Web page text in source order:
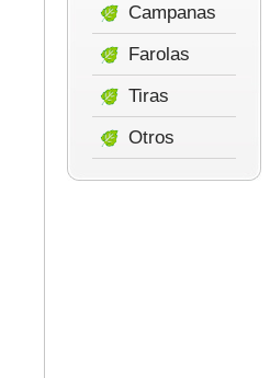
Campanas
Farolas
Tiras
Otros